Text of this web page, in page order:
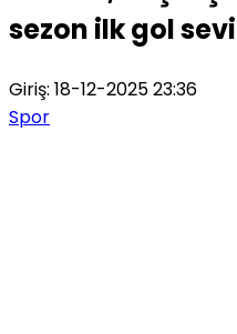
sezon ilk gol
Giriş: 18-12-2025 23:36
Spor